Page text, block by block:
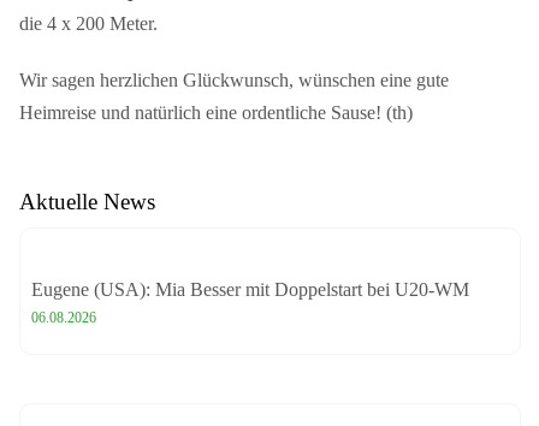
die 4 x 200 Meter.
Wir sagen herzlichen Glückwunsch, wünschen eine gute
Heimreise und natürlich eine ordentliche Sause! (th)
Aktuelle News
Eugene (USA): Mia Besser mit Doppelstart bei U20-WM
06.08.2026